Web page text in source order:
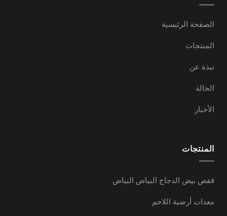
الصفحة الرئيسية
المنتجات
نبذة عن
الحالة
الأخبار
المنتجات
قفص بيض الدجاج البياض البياض
معدات أرضية اللاحم